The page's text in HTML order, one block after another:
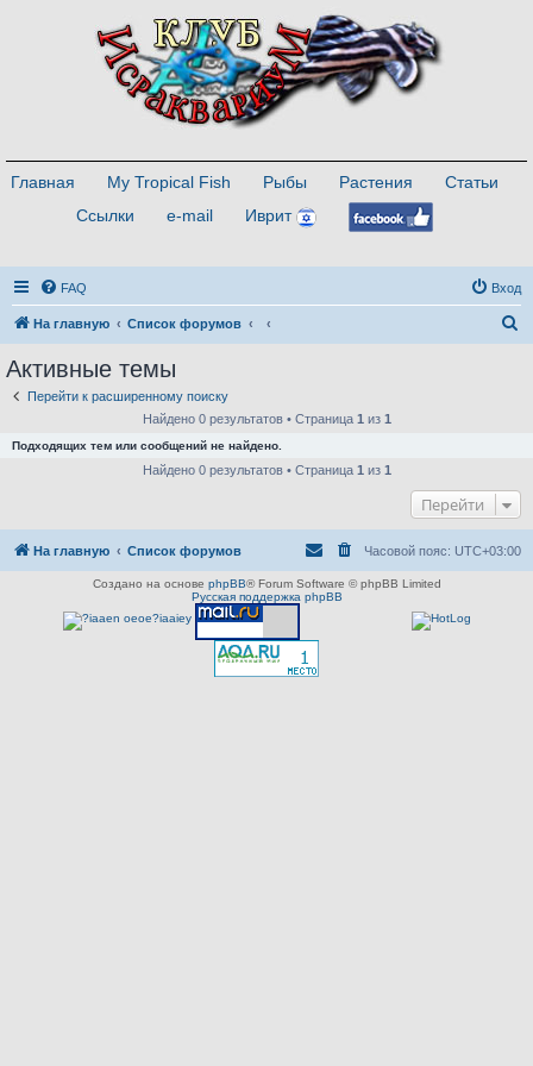
Главная My Tropical Fish Рыбы Растения
Статьи
Ссылки
e-mail Иврит
FAQ Вход
На главную Список форумов
Активные темы
Перейти к расширенному поиску
Найдено 0 результатов • Страница 1 из 1
Подходящих тем или сообщений не найдено.
Найдено 0 результатов • Страница 1 из 1
Перейти
На главную Список форумов Часовой пояс: UTC+03:00
Создано на основе phpBB® Forum Software © phpBB Limited
Русская поддержка phpBB